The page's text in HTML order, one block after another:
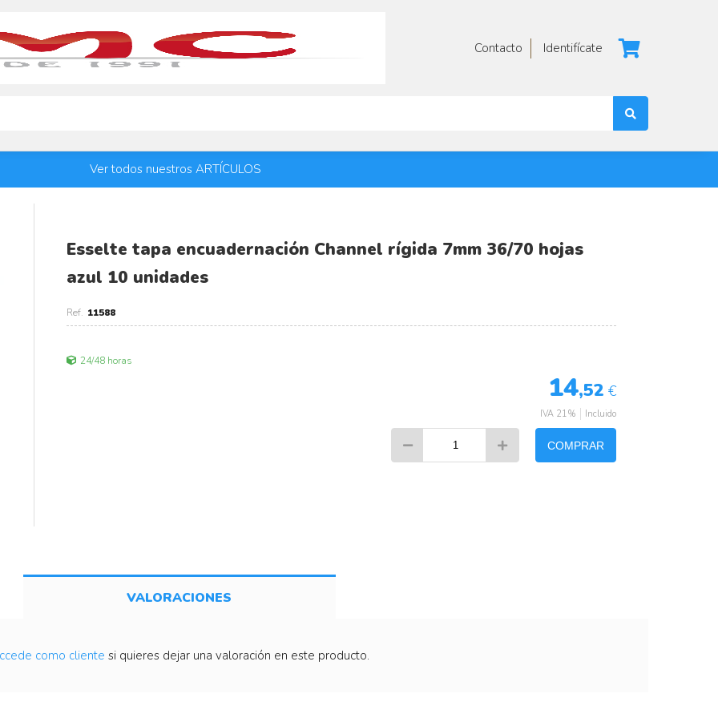
Contacto Identifícate
Ver todos nuestros ARTÍCULOS
Esselte tapa encuadernación Channel rígida 7mm 36/70 hojas
azul 10 unidades
11588
24/48 horas
14,52 €
IVA 21% Incluido
COMPRAR
VALORACIONES
como cliente si quieres dejar una valoración en este producto.